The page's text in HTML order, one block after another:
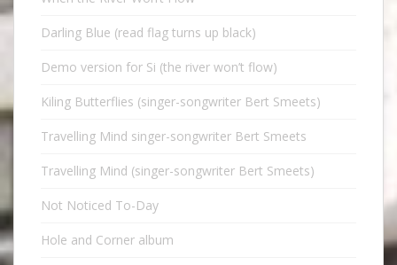
Darling Blue (read flag turns up black)
Demo version for Si (the river won’t flow)
Kiling Butterflies (singer-songwriter Bert Smeets)
Travelling Mind singer-songwriter Bert Smeets
Travelling Mind (singer-songwriter Bert Smeets)
Not Noticed To-Day
Hole and Corner album